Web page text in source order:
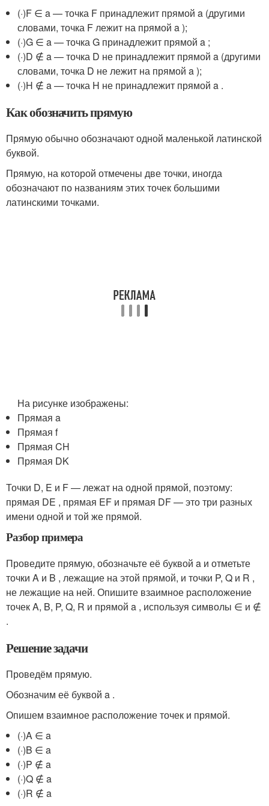
(·)F ∈ a — точка F принадлежит прямой a (другими
словами, точка F лежит на прямой a );
(·)G ∈ a — точка G принадлежит прямой a ;
(·)D ∉ a — точка D не принадлежит прямой a (другими
словами, точка D не лежит на прямой a );
(·)H ∉ a — точка H не принадлежит прямой a .
Как обозначить прямую
Прямую обычно обозначают одной маленькой латинской
буквой.
Прямую, на которой отмечены две точки, иногда
обозначают по названиям этих точек большими
латинскими точками.
На рисунке изображены:
Прямая a
Прямая f
Прямая CH
Прямая DK
Точки D, E и F — лежат на одной прямой, поэтому:
прямая DE , прямая EF и прямая DF — это три разных
имени одной и той же прямой.
Разбор примера
Проведите прямую, обозначьте её буквой a и отметьте
точки A и B , лежащие на этой прямой, и точки P, Q и R ,
не лежащие на ней. Опишите взаимное расположение
точек A, B, P, Q, R и прямой a , используя символы ∈ и ∉
.
Решение задачи
Проведём прямую.
Обозначим её буквой a .
Опишем взаимное расположение точек и прямой.
(·)A ∈ a
(·)B ∈ a
(·)P ∉ a
(·)Q ∉ a
(·)R ∉ a